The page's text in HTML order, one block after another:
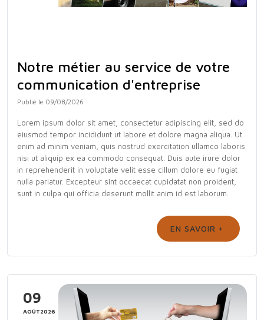
Notre métier au service de votre
communication d'entreprise
Publié le 09/08/2026
Lorem ipsum dolor sit amet, consectetur adipiscing elit, sed do
eiusmod tempor incididunt ut labore et dolore magna aliqua. Ut
enim ad minim veniam, quis nostrud exercitation ullamco laboris
nisi ut aliquip ex ea commodo consequat. Duis aute irure dolor
in reprehenderit in voluptate velit esse cillum dolore eu fugiat
nulla pariatur. Excepteur sint occaecat cupidatat non proident,
sunt in culpa qui officia deserunt mollit anim id est laborum.
EN SAVOIR +
09
AOÛT2026